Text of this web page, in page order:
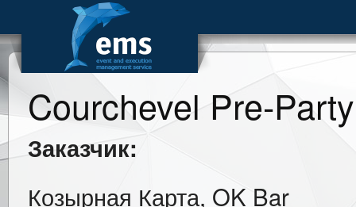
Courchevel Pre-Party
Заказчик:
Козырная Карта, OK Bar